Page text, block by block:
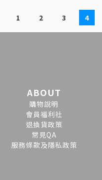
1 2 3 4
ABOUT
購物說明
會員福利社
退換貨政策
常見QA
服務條款及隱私政策